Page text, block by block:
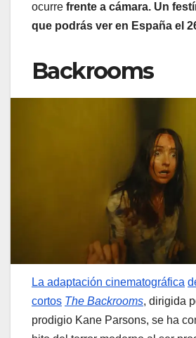
ocurre frente a cámara. Un
que podrás ver en España el
Backrooms
La adaptación cinematográfica
cortos The Backrooms, dirigida
prodigio Kane Parsons, se ha